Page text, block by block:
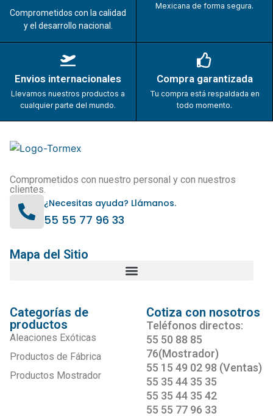
Comprometidos con la calidad
y el desarrollo nacional.
Mexicana de forma segura.
Envios internacionales
Llevamos nuestros productos a
cualquier parte del mundo.
Compra garantizada
Tu compra está respaldada en
todo momento.
Comprometidos con nuestro personal y con nuestros
clientes.
¿Necesitas ayuda? Llámanos.
55 55 77 96 33
Mapa del Sitio
Categorías de
productos
Aleaciones Exóticas
Productos de Fábrica
Productos Mostrador
Cotiza con nosotros
Teléfonos directos:
55 50 88 85
76(Mostrador)
55 15 49 02 98 (Ventas)
55 35 44 35 35
55 35 44 35 42
55 55 77 96 33